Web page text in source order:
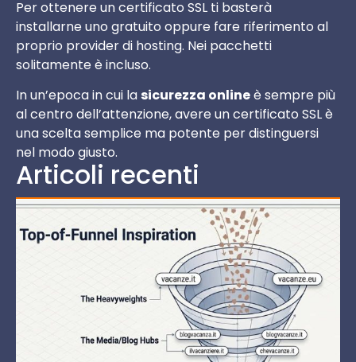
Per ottenere un certificato SSL ti basterà
installarne uno gratuito oppure fare riferimento al
proprio provider di hosting. Nei pacchetti
solitamente è incluso.
In un’epoca in cui la sicurezza onlineè sempre più
al centro dell’attenzione, avere un certificato SSL è
una scelta semplice ma potente per distinguersi
nel modo giusto.
Articoli recenti